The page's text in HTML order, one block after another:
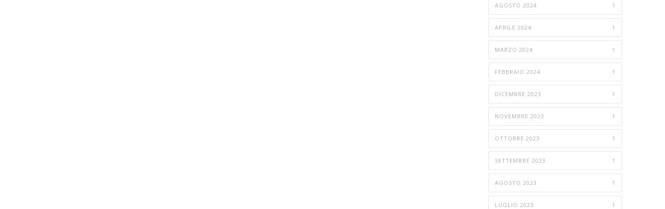
AGOSTO 2024 1
APRILE 2024 1
MARZO 2024 1
FEBBRAIO 2024 1
DICEMBRE 2023 1
NOVEMBRE 2023 1
OTTOBRE 2023 1
SETTEMBRE 2023 1
AGOSTO 2023 1
LUGLIO 2023 1